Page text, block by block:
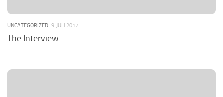
UNCATEGORIZED 9. JULI 2017
The Interview